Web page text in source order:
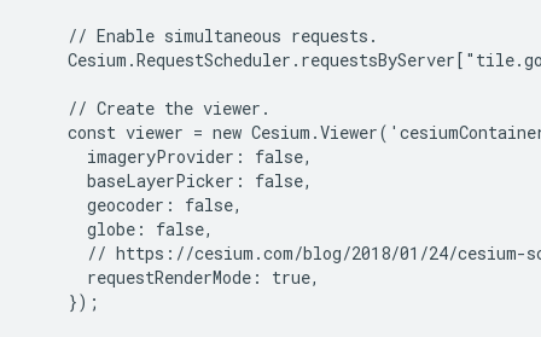
    // Enable simultaneous requests.
    // Create the viewer.
const viewer = new
      imageryProvider: false,
      baseLayerPicker: false,
      geocoder: false,
      globe: false,
// https://cesium.com/blog/2018/01/24/
      requestRenderMode: true,
    });